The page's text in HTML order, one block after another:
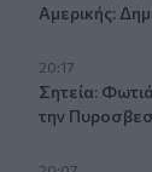
Αμερικής:
20:17
Σητεία:
την